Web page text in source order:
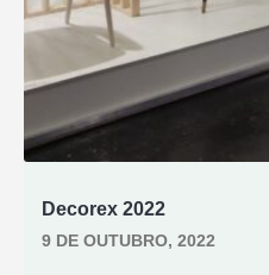
Missão De Negócios
20 DE SETEMBRO, 2022